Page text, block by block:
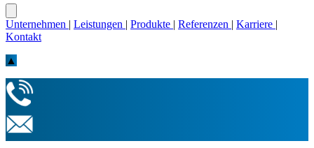
Unternehmen | Leistungen | Produkte | Referenzen | Karriere |
Kontakt
▲